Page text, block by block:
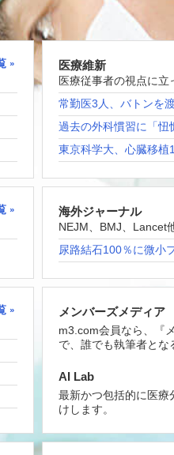
医療維新
医療従事者の視点に立
常勤医3人、バトンを
過去の外科慣習に「忸
東京科学大、心臓移植
海外ジャーナル
NEJM、BMJ、Lancet
尿路結石100％に微小
メンバーズメディア
m3.com会員なら、『
で、誰でも執筆者とな
AI Lab
最新かつ包括的に医療
けします。